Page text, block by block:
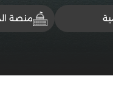
منصة